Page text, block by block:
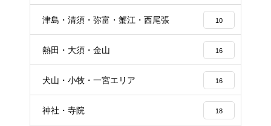
津島・清須・弥富・蟹江・西尾張 10
熱田・大須・金山 16
犬山・小牧・一宮エリア 16
神社・寺院 18